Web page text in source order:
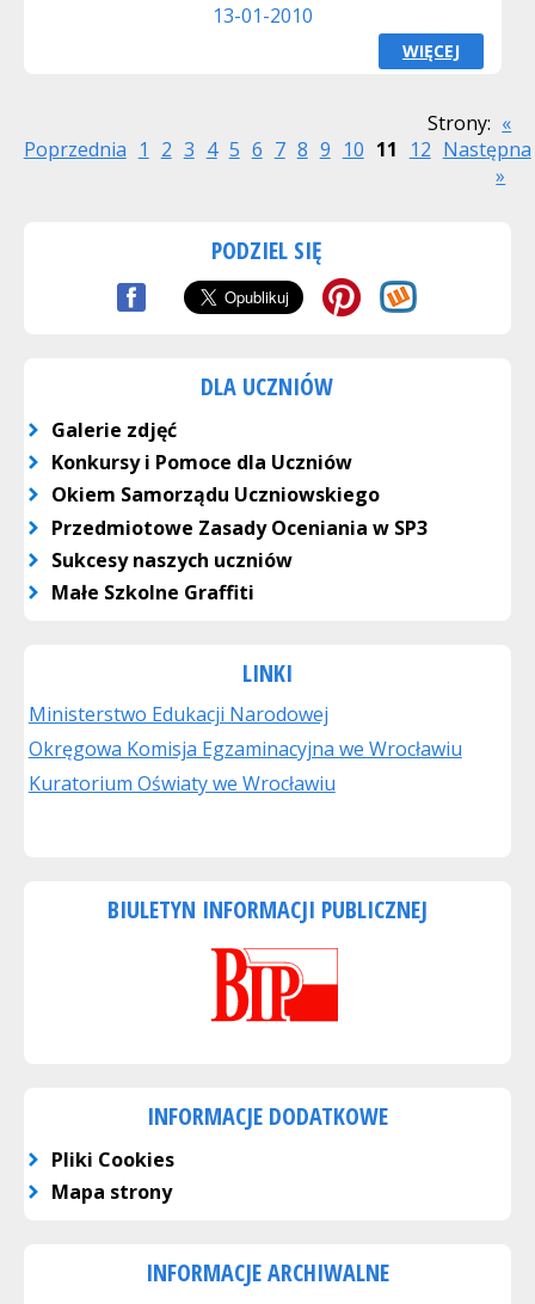
13-01-2010
WIĘCEJ
Strony: «
Poprzednia 1 2 3 4 5 6 7 8 9 10 11 12 Następna
»
PODZIEL SIĘ
DLA UCZNIÓW
Galerie zdjęć
Konkursy i Pomoce dla Uczniów
Okiem Samorządu Uczniowskiego
Przedmiotowe Zasady Oceniania w SP3
Sukcesy naszych uczniów
Małe Szkolne Graffiti
LINKI
Ministerstwo Edukacji Narodowej
Okręgowa Komisja Egzaminacyjna we Wrocławiu
Kuratorium Oświaty we Wrocławiu
BIULETYN INFORMACJI PUBLICZNEJ
INFORMACJE DODATKOWE
Pliki Cookies
Mapa strony
INFORMACJE ARCHIWALNE